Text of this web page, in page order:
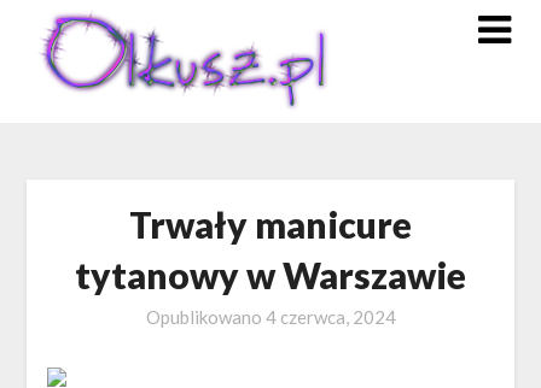
content
Trwały manicure
tytanowy w Warszawie
Opublikowano 4 czerwca, 2024